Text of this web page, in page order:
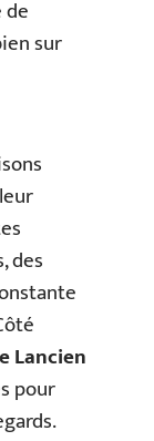
sur
des
Lancien
pour